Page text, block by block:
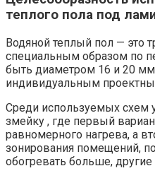
теплого пола под
Водяной теплый пол — это
специальным образом по
быть диаметром 16 и 20 мм
индивидуальным
Среди используемых схем
змейку , где первый
равномерного нагрева, а
зонирования помещений,
обогревать больше,